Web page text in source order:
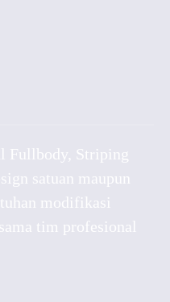
Fullbody, Striping
satuan maupun
modifikasi
tim profesional